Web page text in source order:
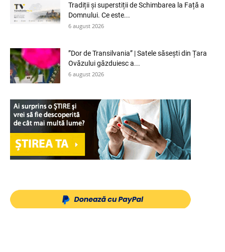
Tradiții și superstiții de Schimbarea la Față a
Domnului. Ce este...
6 august 2026
”Dor de Transilvania” | Satele săsești din Țara
Ovăzului găzduiesc a...
6 august 2026